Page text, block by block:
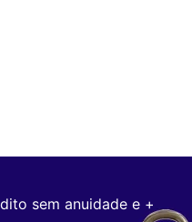
sem anuidade e +